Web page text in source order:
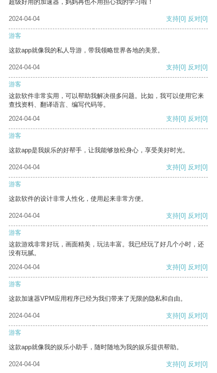
超级好用的加速器，妈妈再也不用担心我的学习啦！
2024-04-04 支持[0] 反对[0]
游客
这款app就像我的私人导游，带我领略世界各地的美景。
2024-04-04 支持[0] 反对[0]
游客
这款软件非常实用，可以帮助我解决很多问题。比如，我可以使用它来
查找资料、翻译语言、编写代码等。
2024-04-04
支持[0] 反对[0]
游客
这款app是我娱乐的好帮手，让我能够放松身心，享受美好时光。
2024-04-04 支持[0] 反对[0]
游客
这款软件的设计非常人性化，使用起来非常方便。
2024-04-04 支持[0] 反对[0]
游客
这款游戏非常好玩，画面精美，玩法丰富。我已经玩了好几个小时，还
没有玩腻。
2024-04-04
支持[0] 反对[0]
游客
这款加速器VPM应用程序已经为我们带来了无限的隐私和自由。
2024-04-04 支持[0] 反对[0]
游客
这款app就像我的娱乐小助手，随时随地为我的娱乐提供帮助。
2024-04-04 支持[0] 反对[0]